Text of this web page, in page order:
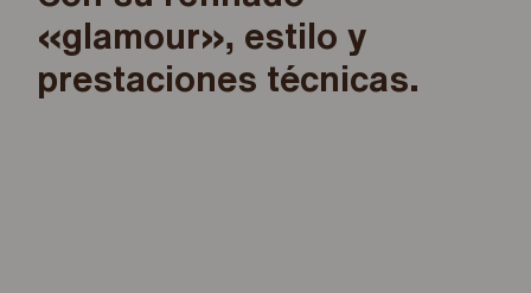
«glamour», estilo y
prestaciones técnicas.